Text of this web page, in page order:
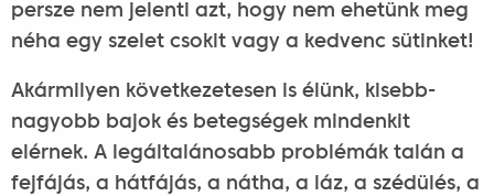
persze nem jelenti azt, hogy nem ehetünk meg
néha egy szelet csokit vagy a kedvenc sütinket!
Akármilyen következetesen is élünk, kisebb-
nagyobb bajok és betegségek mindenkit
elérnek. A legáltalánosabb problémák talán a
fejfájás, a hátfájás, a nátha, a láz, a szédülés, a